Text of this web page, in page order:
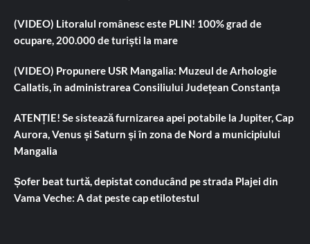
(VIDEO) Litoralul românesc este PLIN! 100% grad de
ocupare, 200.000 de turiști la mare
(VIDEO) Propunere USR Mangalia: Muzeul de Arhologie
Callatis, în administrarea Consiliului Județean Constanța
ATENȚIE! Se sistează furnizarea apei potabile la Jupiter, Cap
Aurora, Venus și Saturn și în zona de Nord a municipiului
Mangalia
Șofer beat turtă, depistat conducând pe strada Plajei din
Vama Veche: A dat peste cap etilotestul